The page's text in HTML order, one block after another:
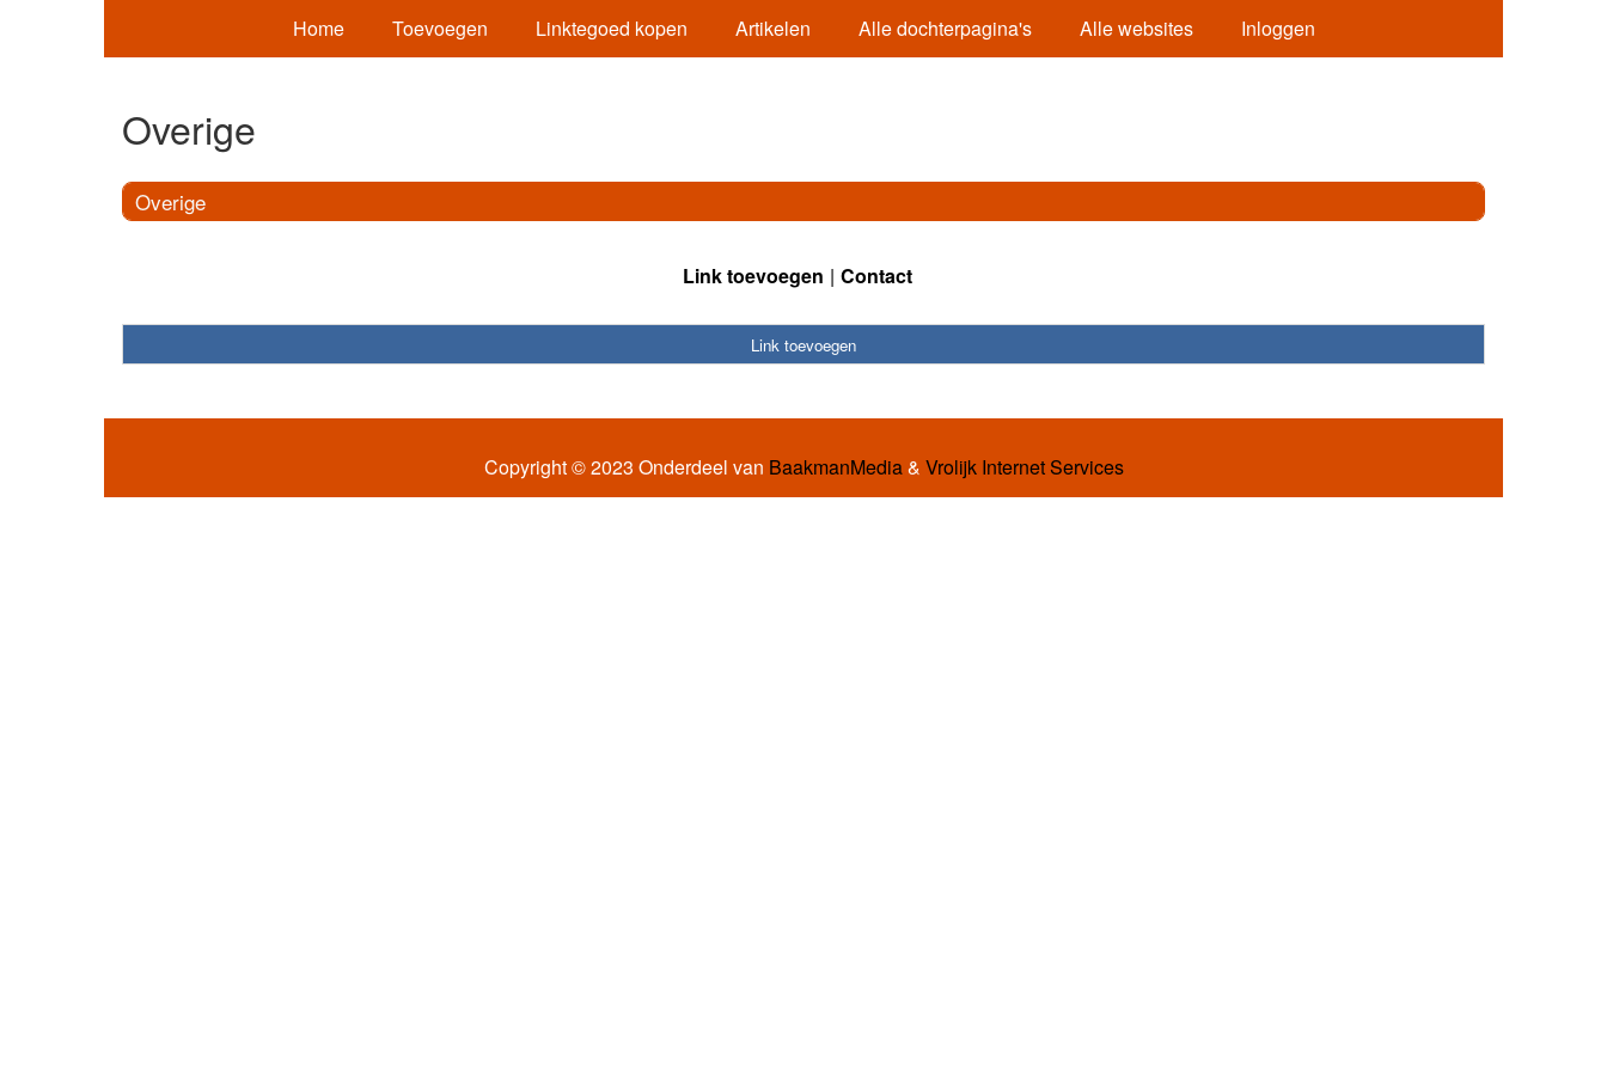
Home Toevoegen Linktegoed kopen Artikelen Alle dochterpagina's Alle websites Inloggen
Overige
Overige
Link toevoegen Contact
Link toevoegen
Copyright © 2023 Onderdeel van BaakmanMedia& Vrolijk Internet Services